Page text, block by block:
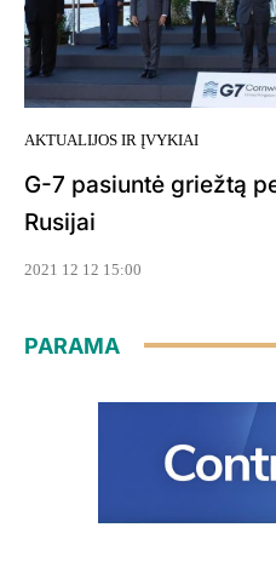
AKTUALIJOS IR ĮVYKIAI
G-7 pasiuntė griežtą
Rusijai
2021 12 12 15:00
PARAMA